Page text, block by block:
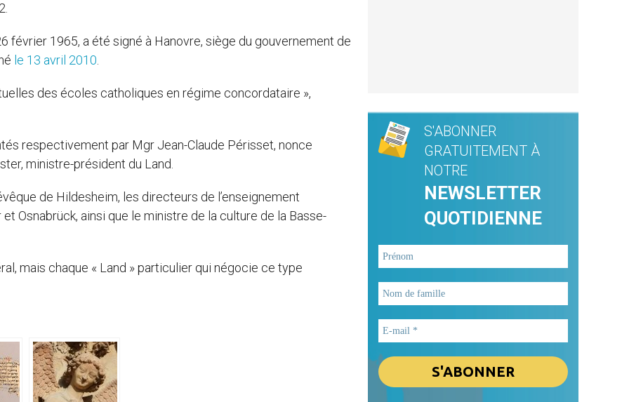
février 1965, a été signé à Hanovre, siège du gouvernement de
le 13 avril 2010
des écoles catholiques en régime concordataire »,
respectivement par Mgr Jean-Claude Périsset, nonce
ministre-président du Land.
de Hildesheim, les directeurs de l’enseignement
Osnabrück, ainsi que le ministre de la culture de la Basse-
mais chaque « Land » particulier qui négocie ce type
S'ABONNER
GRATUITEMENT À
NOTRE
NEWSLETTER
QUOTIDIENNE